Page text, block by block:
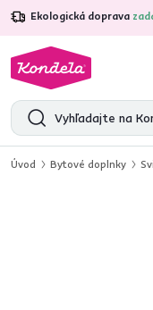
Ekologická doprava
4,7 31
Úvod Bytové doplnky